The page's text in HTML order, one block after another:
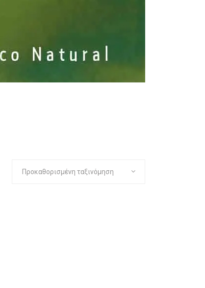
Προκαθορισμένη ταξινόμηση